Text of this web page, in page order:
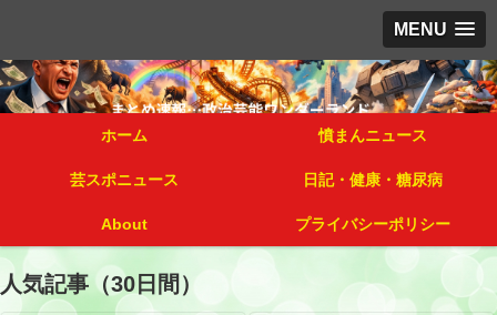
MENU
ホーム 憤まんニュース
芸スポニュース 日記・健康・糖尿病
About プライバシーポリシー
人気記事（30日間）